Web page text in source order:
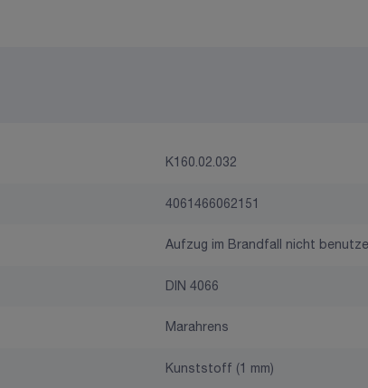
K160.02.032
4061466062151
Aufzug im Brandfall nicht
DIN 4066
Marahrens
Kunststoff (1 mm)